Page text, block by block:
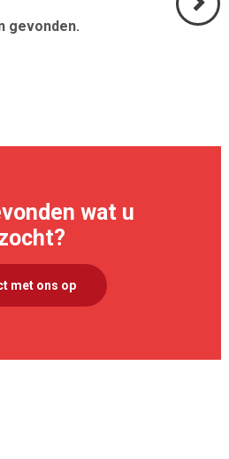
gevonden.
wat u
met ons op